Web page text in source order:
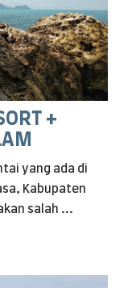
+
yang ada di
Kabupaten
salah ...